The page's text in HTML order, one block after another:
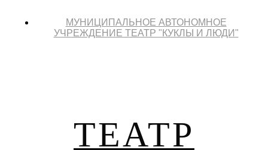
МУНИЦИПАЛЬНОЕ АВТОНОМНОЕ
УЧРЕЖДЕНИЕ ТЕАТР "КУКЛЫ И ЛЮДИ"
ТЕАТР